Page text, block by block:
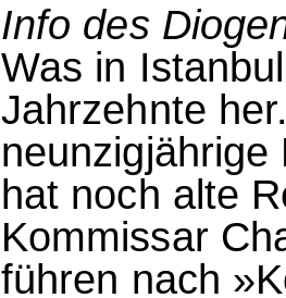
Info des
Was in
Jahrzehnte
hat noch alte
Kommissar
führen nach